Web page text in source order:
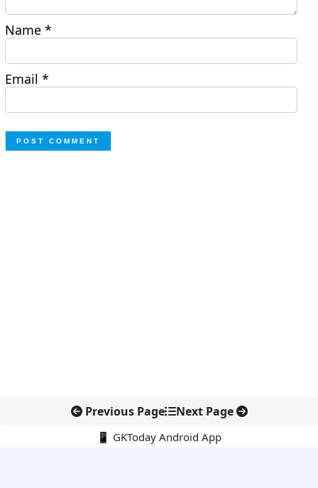
Name*
Email*
Previous Page Next Page
📱 GKToday Android App